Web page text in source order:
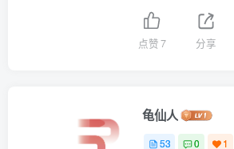
点赞7 分享
龟仙人
53 0 1